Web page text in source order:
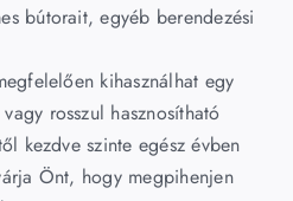
bútorait, egyéb berendezési
kihasználhat egy
rosszul hasznosítható
kezdve szinte egész évben
Önt, hogy megpihenjen